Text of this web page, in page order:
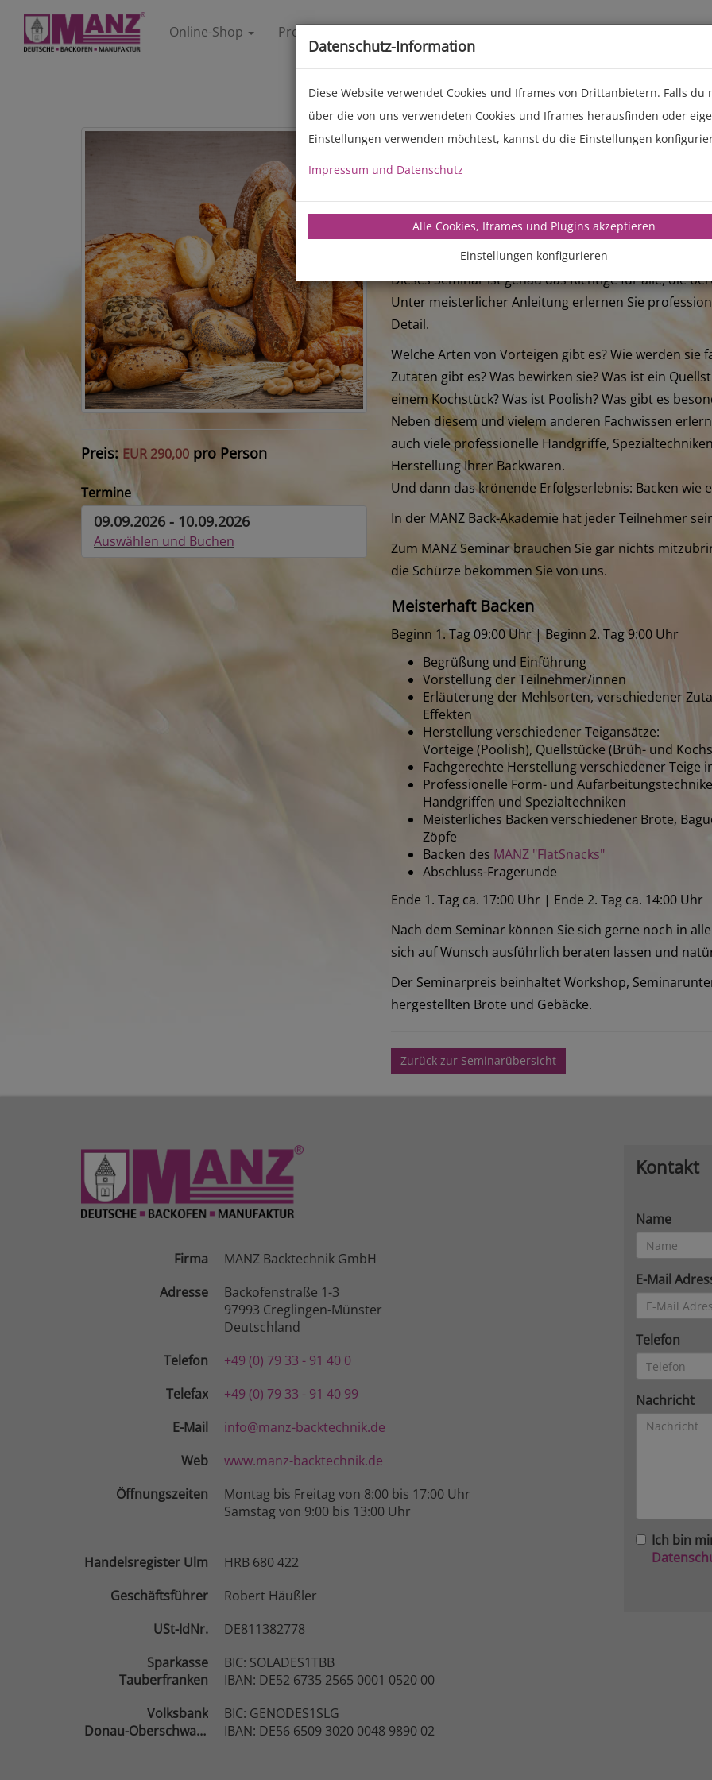
Online-Shop Produkte
MANZ Backseminar
Die hohe Kunst des Backens...
beginnt mit einem MANZ Backseminar "Advanced"
Dieses Seminar ist genau das Richtige für alle, die
Unter meisterlicher Anleitung erlernen Sie
Detail.
Welche Arten von Vorteigen gibt es? Wie werden sie
Zutaten gibt es? Was bewirken sie? Was ist ein
einem Kochstück? Was ist Poolish? Was gibt es
Neben diesem und vielem anderen Fachwissen
auch viele professionelle Handgriffe,
Herstellung Ihrer Backwaren.
Und dann das krönende Erfolgserlebnis: Backen wie
In der MANZ Back-Akademie hat jeder Teilnehmer
Zum MANZ Seminar brauchen Sie gar nichts
die Schürze bekommen Sie von uns.
Meisterhaft Backen
Beginn 1. Tag 09:00 Uhr | Beginn 2. Tag 9:00 Uhr
Begrüßung und Einführung
Vorstellung der Teilnehmer/innen
Erläuterung der Mehlsorten, verschiedener
Effekten
Herstellung verschiedener Teigansätze:
Vorteige (Poolish), Quellstücke (Brüh- und
Fachgerechte Herstellung verschiedener Teige
Professionelle Form- und
Handgriffen und Spezialtechniken
Meisterliches Backen verschiedener Brote,
Zöpfe
Backen des MANZ "FlatSnacks"
Abschluss-Fragerunde
Ende 1. Tag ca. 17:00 Uhr | Ende 2. Tag ca. 14:00 Uhr
Nach dem Seminar können Sie sich gerne noch in
sich auf Wunsch ausführlich beraten lassen und
Der Seminarpreis beinhaltet Workshop,
hergestellten Brote und Gebäcke.
Zurück zur Seminarübersicht
Preis: EUR 290,00 pro Person
Termine
09.09.2026 - 10.09.2026
Auswählen und Buchen
Firma
MANZ Backtechnik GmbH
Adresse
Backofenstraße 1-3
97993 Creglingen-Münster
Deutschland
Telefon
+49 (0) 79 33 - 91 40 0
Telefax
+49 (0) 79 33 - 91 40 99
E-Mail
info@manz-backtechnik.de
Web
www.manz-backtechnik.de
Öffnungszeiten
Montag bis Freitag von 8:00 bis 17:00 Uhr
Samstag von 9:00 bis 13:00 Uhr
Handelsregister Ulm
HRB 680 422
Geschäftsführer
Robert Häußler
USt-IdNr.
DE811382778
Sparkasse
Tauberfranken
BIC: SOLADES1TBB
IBAN: DE52 6735 2565 0001 0520 00
Volksbank
Donau-Oberschwaben
BIC: GENODES1SLG
IBAN: DE56 6509 3020 0048 9890 02
Kontakt
Name
E-Mail
Telefon
Nachricht
Ich bin
Datenschutz-Information
Diese Website verwendet Cookies und Iframes von Drittanbietern. Falls du
über die von uns verwendeten Cookies und Iframes herausfinden oder
Einstellungen verwenden möchtest, kannst du die Einstellungen
Impressum und Datenschutz
Alle Cookies, Iframes und Plugins akzeptieren
Einstellungen konfigurieren